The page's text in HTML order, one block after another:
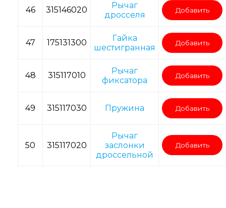
46 315146020
Рычаг
дросселя
Добавить
47 175131300
Гайка
шестигранная
Добавить
48 315117010
Рычаг
фиксатора
Добавить
49 315117030 Пружина Добавить
50 315117020
Рычаг
заслонки
дроссельной
Добавить